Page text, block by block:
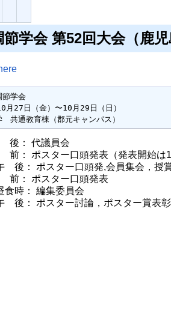
学会 第52回大会（鹿児
節学会
月27日（金）〜10月29日（日）
共通教育棟（郡元キャンパス）
後： 代議員会
前： ポスター口頭発表（発表開始は
ター口頭発,会員集会，授賞式
前： ポスター口頭発表
編集委員会
ター討論，ポスター賞表彰式